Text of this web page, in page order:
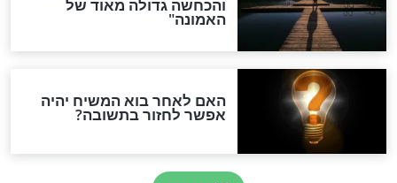
חדשות יהדות
ההסכם החשאי של טראמפ
ואיראן: בלי שקיפות ועם הרבה